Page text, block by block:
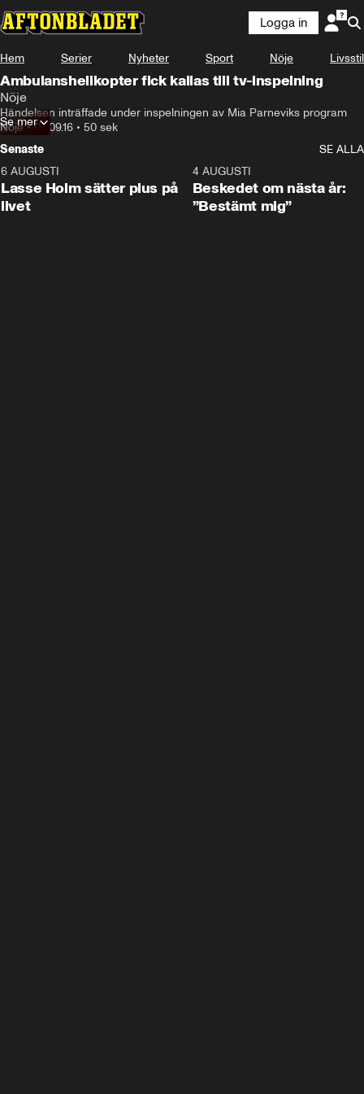
Logga in
Hem Serier Nyheter Sport Nöje Livsstil
Ambulanshelikopter fick kallas till tv-inspelning
Nöje
Händelsen inträffade under inspelningen av Mia Parneviks program
Nöje•03.09.16 • 50 sek
Se mer
Senaste
SE ALLA
6 AUGUSTI
Lasse Holm sätter plus på
livet
4 AUGUSTI
Beskedet om nästa år:
”Bestämt mig”